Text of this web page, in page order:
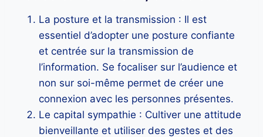
La posture et la transmission : Il est
essentiel d’adopter une posture confiante
et centrée sur la transmission de
l’information. Se focaliser sur l’audience et
non sur soi-même permet de créer une
connexion avec les personnes présentes.
Le capital sympathie : Cultiver une attitude
bienveillante et utiliser des gestes et des